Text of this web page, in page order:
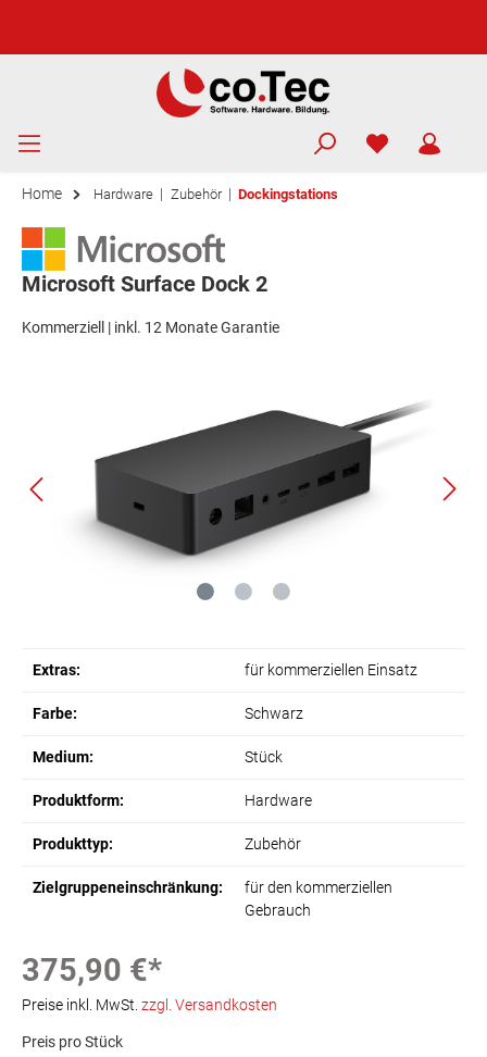
Home Hardware | Zubehör | Dockingstations
Microsoft Surface Dock 2
Kommerziell | inkl. 12 Monate Garantie
Extras: für kommerziellen Einsatz
Farbe: Schwarz
Medium: Stück
Produktform: Hardware
Produkttyp: Zubehör
Zielgruppeneinschränkung:
für den kommerziellen
Gebrauch
375,90 €*
Preise inkl. MwSt. zzgl. Versandkosten
Preis pro Stück